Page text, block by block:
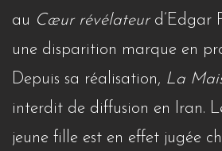
au Cœur révélateurd’Edgar
une disparition marque en
Depuis sa réalisation, La
interdit de diffusion en Iran.
jeune fille est en effet jugée